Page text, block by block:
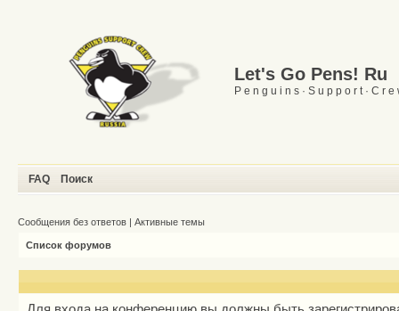
Let's Go Pens! Ru
P e n g u i n s · S u p p o r t · C r e
FAQ Поиск
Сообщения без ответов | Активные темы
Список форумов